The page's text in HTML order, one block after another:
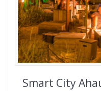
Smart City